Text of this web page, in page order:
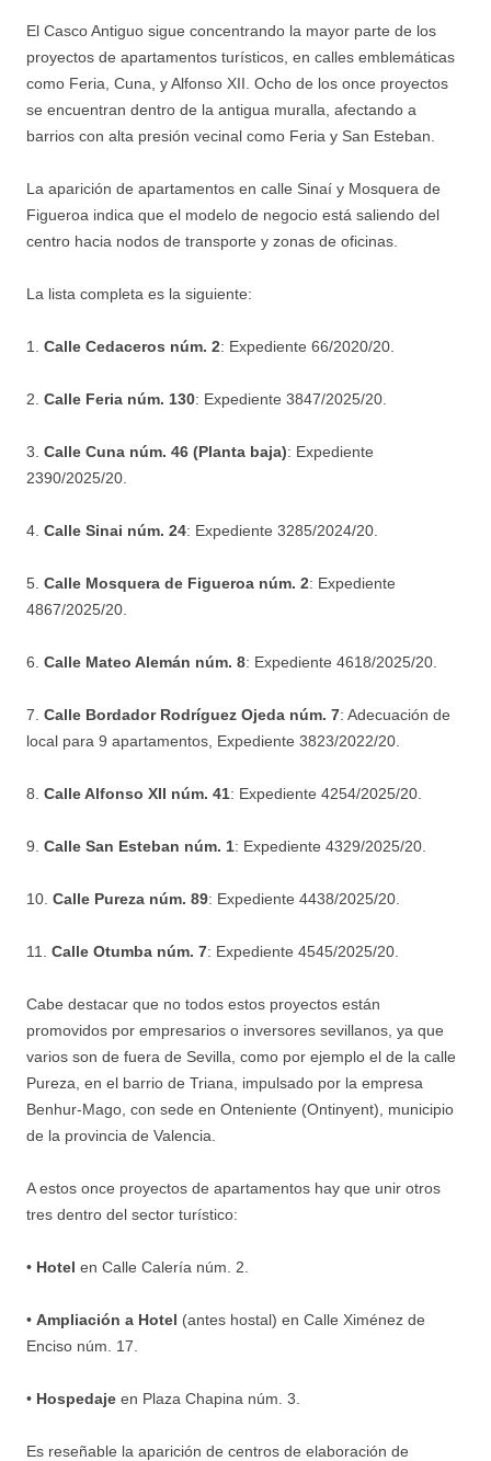
El Casco Antiguo sigue concentrando la mayor parte de los
proyectos de apartamentos turísticos, en calles emblemáticas
como Feria, Cuna, y Alfonso XII. Ocho de los once proyectos
se encuentran dentro de la antigua muralla, afectando a
barrios con alta presión vecinal como Feria y San Esteban.
La aparición de apartamentos en calle Sinaí y Mosquera de
Figueroa indica que el modelo de negocio está saliendo del
centro hacia nodos de transporte y zonas de oficinas.
La lista completa es la siguiente:
1. Calle Cedaceros núm. 2: Expediente 66/2020/20.
2. Calle Feria núm. 130: Expediente 3847/2025/20.
3. Calle Cuna núm. 46 (Planta baja): Expediente
2390/2025/20.
4. Calle Sinai núm. 24: Expediente 3285/2024/20.
5. Calle Mosquera de Figueroa núm. 2: Expediente
4867/2025/20.
6. Calle Mateo Alemán núm. 8: Expediente 4618/2025/20.
7. Calle Bordador Rodríguez Ojeda núm. 7: Adecuación de
local para 9 apartamentos, Expediente 3823/2022/20.
8. Calle Alfonso XII núm. 41: Expediente 4254/2025/20.
9. Calle San Esteban núm. 1: Expediente 4329/2025/20.
10. Calle Pureza núm. 89: Expediente 4438/2025/20.
11. Calle Otumba núm. 7: Expediente 4545/2025/20.
Cabe destacar que no todos estos proyectos están
promovidos por empresarios o inversores sevillanos, ya que
varios son de fuera de Sevilla, como por ejemplo el de la calle
Pureza, en el barrio de Triana, impulsado por la empresa
Benhur-Mago, con sede en Onteniente (Ontinyent), municipio
de la provincia de Valencia.
A estos once proyectos de apartamentos hay que unir otros
tres dentro del sector turístico:
• Hotel en Calle Calería núm. 2.
• Ampliación a Hotel (antes hostal) en Calle Ximénez de
Enciso núm. 17.
• Hospedaje en Plaza Chapina núm. 3.
Es reseñable la aparición de centros de elaboración de